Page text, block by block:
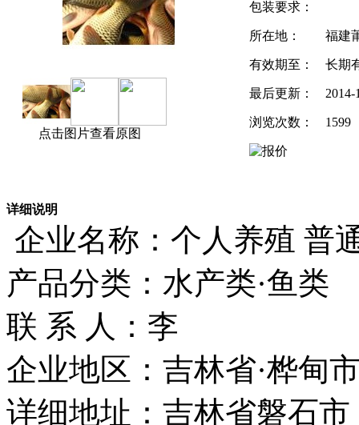
点击图片查看原图
包装要求：
所在地： 福建
有效期至： 长期
最后更新： 2014-
浏览次数： 1599
详细说明
企业名称：个人养殖 普
产品分类：水产类·鱼类
联 系 人：李
企业地区：吉林省·桦甸
详细地址：吉林省磐石市